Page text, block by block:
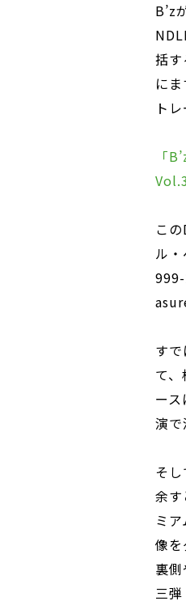
B’z
括
に
ト
「
こ
ル
す
て
ー
演で
そ
余
ミ
像
裏
三